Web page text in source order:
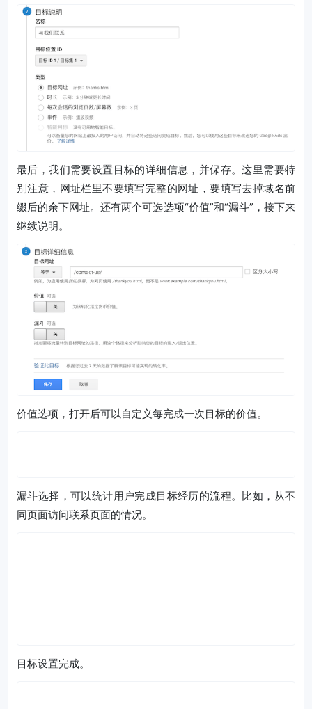
最后，我们需要设置目标的详细信息，并保存。这里需要特
别注意，网址栏里不要填写完整的网址，要填写去掉域名前
缀后的余下网址。还有两个可选选项“价值”和“漏斗”，接下来
继续说明。
价值选项，打开后可以自定义每完成一次目标的价值。
漏斗选择，可以统计用户完成目标经历的流程。比如，从不
同页面访问联系页面的情况。
目标设置完成。